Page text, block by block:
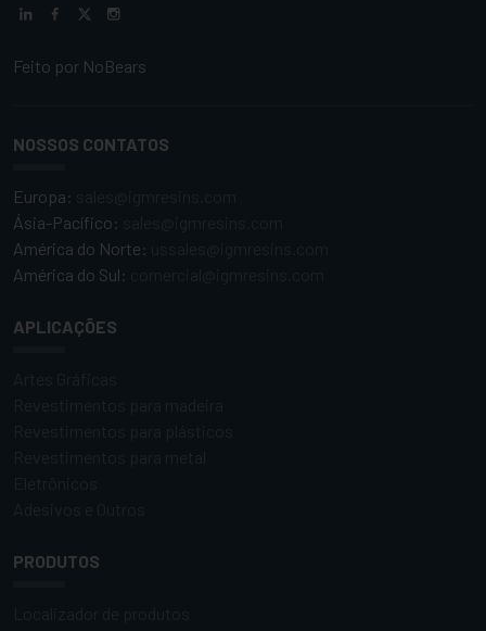
Feito por NoBears
NOSSOS CONTATOS
Europa:
Ásia-Pacífico:
América do Norte:
América do Sul:
APLICAÇÕES
PRODUTOS